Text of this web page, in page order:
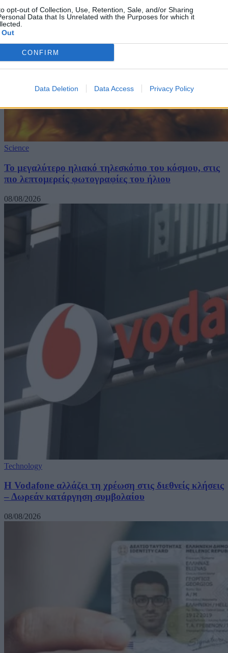
opt-out of Collection, Use, Retention, Sale, and/or Sharing
Data that Is Unrelated with the Purposes for which it
CONFIRM
Data Deletion Data Access Privacy Policy
Science
Το μεγαλύτερο ηλιακό τηλεσκόπιο του κόσμου, στις
πιο λεπτομερείς φωτογραφίες του ήλιου
08/08/2026
Technology
Η Vodafone αλλάζει τη χρέωση στις διεθνείς κλήσεις
– Δωρεάν κατάργηση συμβολαίου
08/08/2026